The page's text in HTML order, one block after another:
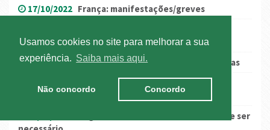
Usamos cookies no site para melhorar a sua
experiência.
Saiba mais aqui.
Não concordo Concordo
17/10/2022 França: manifestações/greves
autoestradas devido à queda de neve
01/06/2021 Espanha: mau tempo nos próximos dias
(Catalunha) em janeiro de 2018
Registo de entrada na Galiza deixa de ser